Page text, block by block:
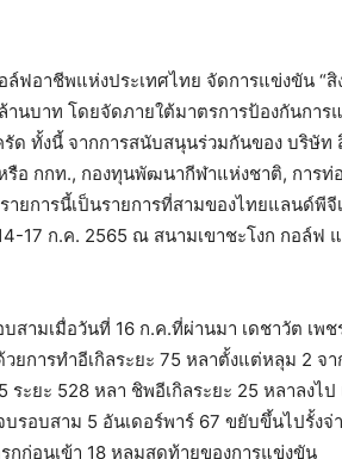
ฟอาชีพแห่งประเทศไทย จัดการแข่งขัน “
านบาท โดยจัดภายใต้มาตรการป้องกันกา
รัด ทั้งนี้ จากการสนับสนุนร่วมกันของ บริษัท
รือ กกท., กองทุนพัฒนากีฬาแห่งชาติ, การท่
ายการนี้เป็นรายการที่สามของไทยแลนด์พี
17 ก.ค. 2565 ณ สนามเขาชะโงก กอล์ฟ
สามเมื่อวันที่ 16 ก.ค.ที่ผ่านมา เดชาวัต เพ
วยการทำอีเกิลระยะ 75 หลาตั้งแต่หลุม 2
ระยะ 528 หลา ชิพอีเกิลระยะ 25 หลาลง
รอบสาม 5 อันเดอร์พาร์ 67 ขยับขึ้นไปรั้งจ่
กก่อนเข้า 18 หลุมสุดท้ายของการแข่งขัน